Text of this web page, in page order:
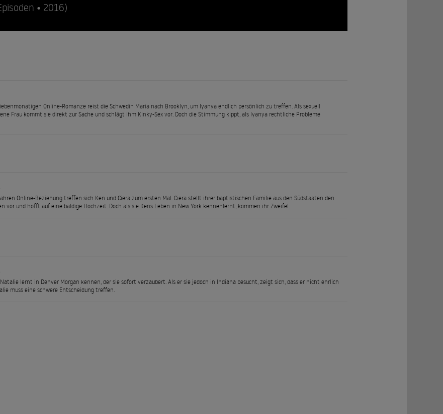
• 2016)
Online-Romanze reist die Schwedin Maria nach Brooklyn, um Iyanya endlich persönlich zu treffen. Als sexuell
Frau kommt sie direkt zur Sache und schlägt ihm Kinky-Sex vor. Doch die Stimmung kippt, als Iyanya rechtliche Probleme
Online-Beziehung treffen sich Ken und Ciera zum ersten Mal. Ciera stellt ihrer baptistischen Familie aus den Südstaaten den
vor und hofft auf eine baldige Hochzeit. Doch als sie Kens Leben in New York kennenlernt, kommen ihr Zweifel.
lernt in Denver Morgan kennen, der sie sofort verzaubert. Als er sie jedoch in Indiana besucht, zeigt sich, dass er nicht ehrlich
muss eine schwere Entscheidung treffen.